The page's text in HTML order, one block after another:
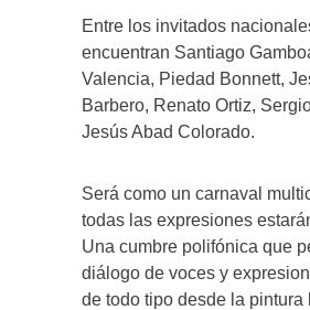
Entre los invitados
encuentran Santiago
Valencia, Piedad Bonnett,
Barbero, Renato Ortiz,
Jesús Abad Colorado.
Será como un carnaval
todas las expresiones
Una cumbre polifónica que
diálogo de voces y
de todo tipo desde la pintura